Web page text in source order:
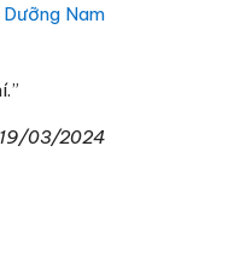
Nam
19/03/2024